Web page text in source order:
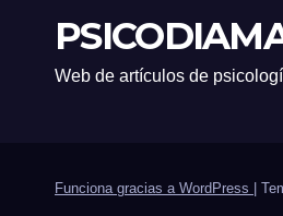
Web de artículos de
Funciona gracias a WordPress